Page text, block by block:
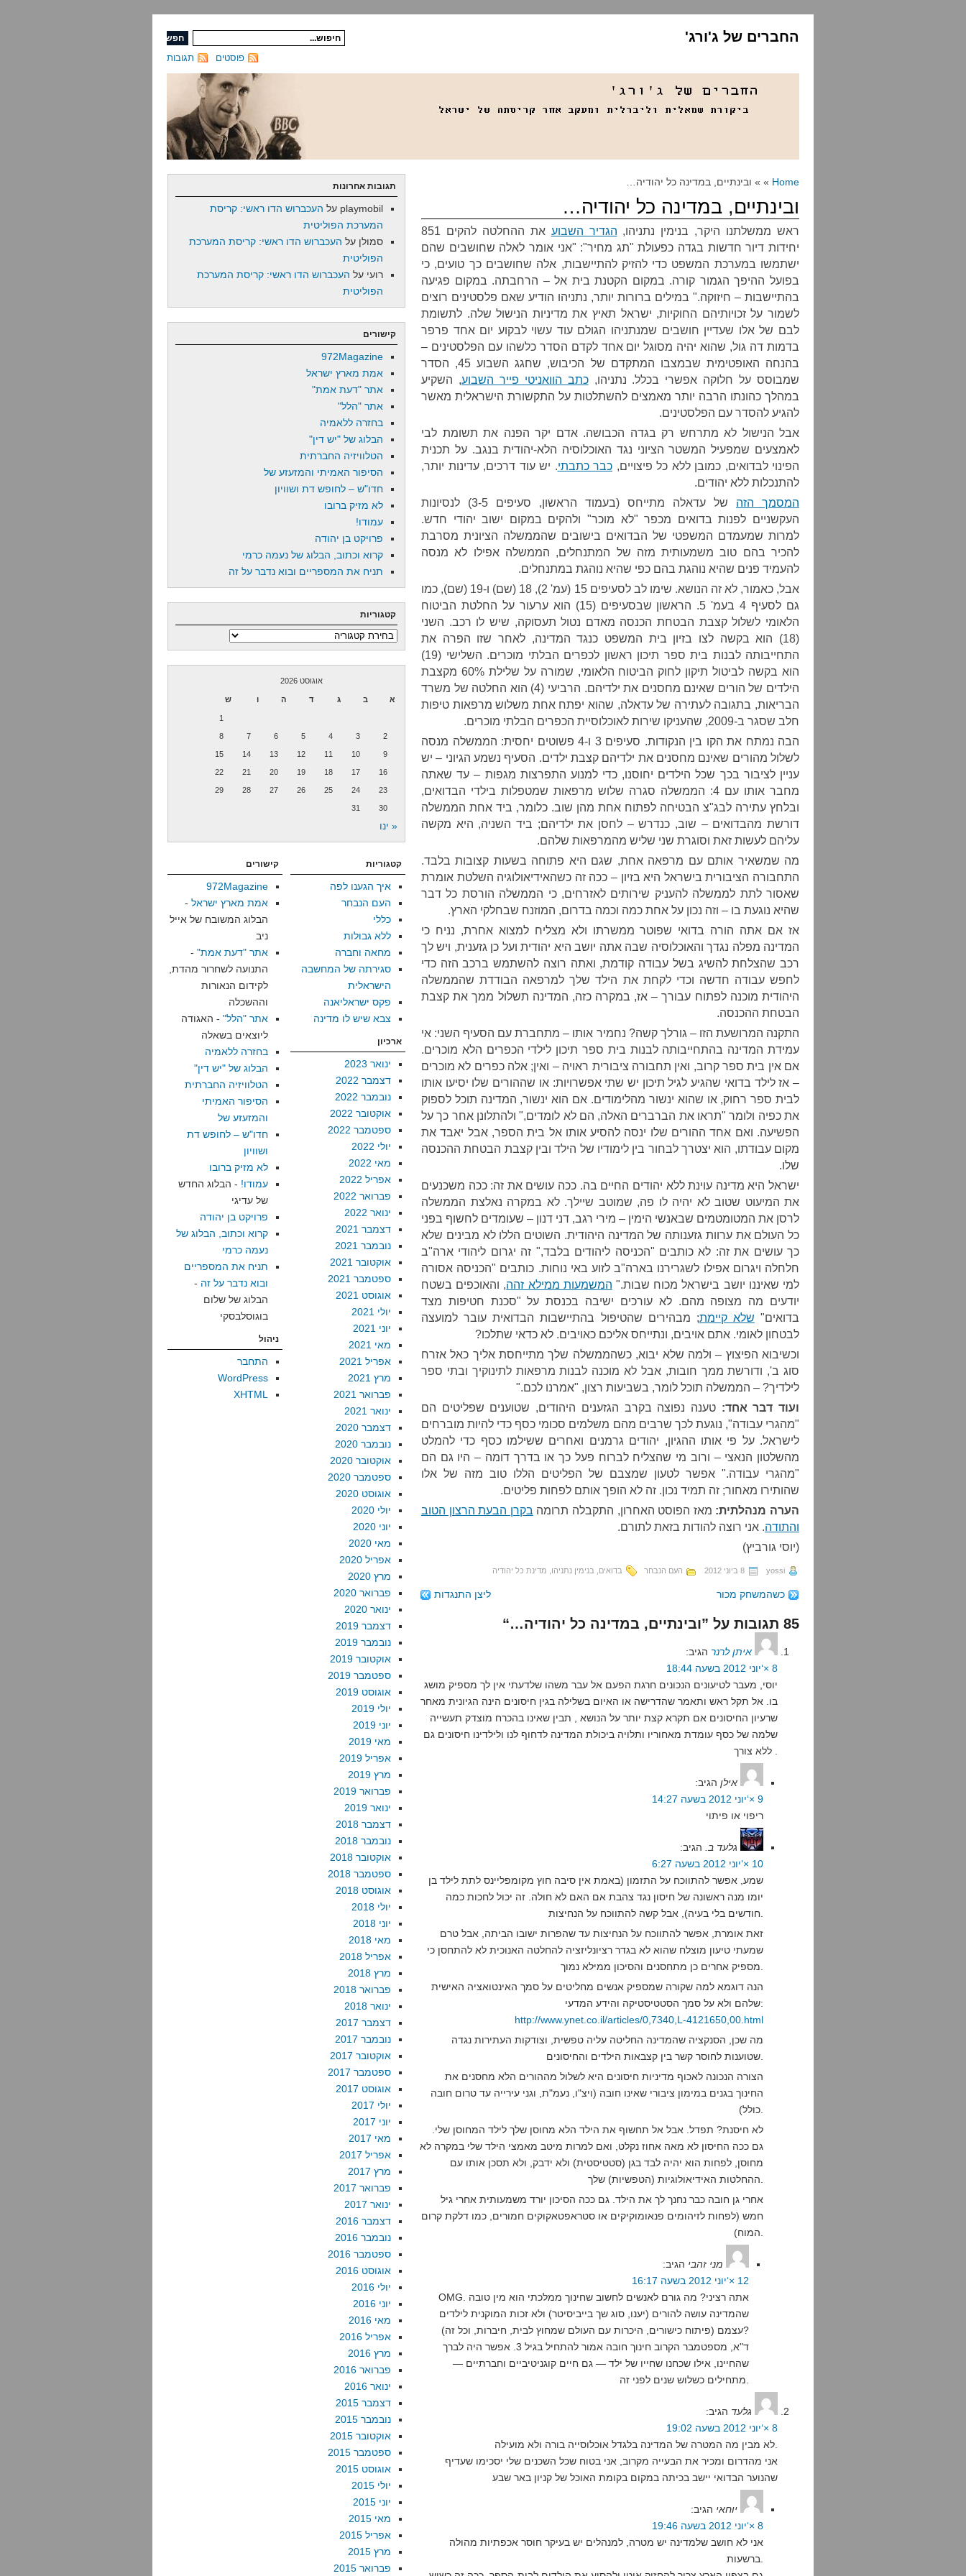
החברים של ג'ורג'
תגובות פוסטים
Home » » ובינתיים, במדינה כל יהודיה…
ובינתיים, במדינה כל יהודיה…
ראש ממשלתנו היקר, בנימין נתניהו, הגדיר השבוע
את ההחלטה להקים 851
יחידות דיור חדשות בגדה כפעולת "תג מחיר": "אני אומר לאלה שחושבים שהם
ישתמשו במערכת המשפט כדי להזיק להתיישבות, אלה שחושבים כך טועים, כי
בפועל ההיפך הגמור קורה. במקום הקטנת בית אל – הרחבתה. במקום פגיעה
בהתיישבות – חיזוקה." במילים ברורות יותר, נתניהו הודיע שאם פלסטינים רוצים
לשמור על זכויותיהם החוקיות, ישראל תאיץ את מדיניות הנישול שלה. לתשומת
לבם של אלו שעדיין חושבים שמנתניהו הגולם עוד עשוי לבקוע יום אחד פרפר
בדמות דה גול, שהוא יהיה מסוגל יום אחד לקדם הסדר כלשהו עם הפלסטינים –
בהנחה האופטימית שבמצבו המתקדם של הכיבוש, שחגג השבוע 45, הסדר
שמבוסס על חלוקה אפשרי בכלל. נתניהו,כתב הוואניטי פייר השבוע, השקיע
במהלך כהונתו הרבה יותר מאמצים להשתלטות על התקשורת הישראלית מאשר
להגיע להסדר עם הפלסטינים.
אבל הנישול לא מתרחש רק בגדה הכבושה. אדם יקר הפנה את תשומת לבי
לאמצעים שמפעיל המשטר הציוני נגד האוכלוסיה הלא-יהודית בנגב. על תכנית
הפינוי לבדואים, כמובן ללא כל פיצויים, כבר כתבתי. יש עוד דרכים, עדינות יותר,
להתנכלות ללא יהודים.
המסמך הזה
של עדאלה מתייחס (בעמוד הראשון, סעיפים 3-5) לנסיונות
העקשניים לפנות בדואים מכפר "לא מוכר" ולהקים במקום ישוב יהודי חדש.
למרות שמעמדם המשפטי של הבדואים בישובים שהממשלה הציונית מסרבת
להכיר בהם טוב משמעותית מזה של המתנחלים, הממשלה אפילו לא מנסה
להעמיד פנים שהיא נוהגת בהם כפי שהיא נוהגת במתנחלים.
אבל, כאמור, לא זה הנושא. שימו לב לסעיפים 15 (עמ' 2), 18 (שם) ו-19 (שם), כמו
גם לסעיף 4 בעמ' 5. הראשון שבסעיפים (15) הוא ערעור על החלטת הביטוח
הלאומי לשלול קצבת הבטחת הכנסה מאדם נטול תעסוקה, שיש לו רכב. השני
(18) הוא בקשה לצו בזיון בית המשפט כנגד המדינה, לאחר שזו הפרה את
התחייבותה לבנות בית ספר תיכון ראשון לכפרים הבלתי מוכרים. השלישי (19)
הוא בקשה לביטול תיקון לחוק הביטוח הלאומי, שמורה על שלילת 60% מקצבת
הילדים של הורים שאינם מחסנים את ילדיהם. הרביעי (4) הוא החלטה של משרד
הבריאות, בתגובה לעתירה של עדאלה, שהוא יפתח אחת משלוש מרפאות טיפות
חלב שסגר ב-2009, שהעניקו שירות לאוכלוסיית הכפרים הבלתי מוכרים.
הבה נמתח את הקו בין הנקודות. סעיפים 3 ו-4 פשוטים יחסית: הממשלה מנסה
לשלול מהורים שאינם מחסנים את ילדיהם קצבת ילדים. הסעיף נשמע הגיוני – יש
עניין לציבור בכך שכל הילדים יחוסנו, כדי למנוע התפרצות מגפות – עד שאתה
מחבר אותו עם 4: הממשלה סגרה שלוש מרפאות שמטפלות בילדי הבדואים,
ובלחץ עתירה לבג"צ הבטיחה לפתוח אחת מהן שוב. כלומר, ביד אחת הממשלה
דורשת מהבדואים – שוב, כנדרש – לחסן את ילדיהם; ביד השניה, היא מקשה
עליהם לעשות זאת וסוגרת שני שליש מהמרפאות שלהם.
מה שמשאיר אותם עם מרפאה אחת, שגם היא פתוחה בשעות קצובות בלבד.
התחבורה הציבורית בישראל היא בזיון – ככה זה כשהאידיאולוגיה השלטת אומרת
שאסור לתת לממשלה להעניק שירותים לאזרחים, כי הממשלה הורסת כל דבר
שהיא נוגעת בו – וזה נכון על אחת כמה וכמה בדרום, המוזנח שבחלקי הארץ.
אז אם אתה הורה בדואי שפוטר ממשרתו ולא מצליח למצוא אחרת, נניח כי
המדינה מפלה נגדך והאוכלוסיה שבה אתה יושב היא יהודית ועל כן גזענית, ויש לך
רכב שהצלחת להשיג בשל עבודה קודמת, ואתה רוצה להשתמש ברכב הזה כדי
לחפש עבודה חדשה וכדי לקחת את הילד שלך למרפאה הבודדת שהממשלה
היהודית מוכנה לפתוח עבורך – אז, במקרה כזה, המדינה תשלול ממך את קצבת
הבטחת ההכנסה.
התקנה המרושעת הזו – גורלך קשה? נחמיר אותו – מתחברת עם הסעיף השני: אי
עמידת המדינה בהתחייבותה לבנות בית ספר תיכון לילדי הכפרים הלא מוכרים.
אם אין בית ספר קרוב, ואין תחבורה ציבורית ראויה – ואין; אלה כפרים לא מוכרים
– אז לילד בדואי שהגיע לגיל תיכון יש שתי אפשרויות: או שההורים שלו יסיעו אותו
לבית ספר רחוק, או שהוא ינשור מהלימודים. אם הוא ינשור, המדינה תוכל לספוק
את כפיה ולומר "תראו את הברברים האלה, הם לא לומדים," ולהתלונן אחר כך על
הפשיעה. ואם אחד ההורים שלו ינסה להסיע אותו אל בית הספר, אבל יאבד את
מקום עבודתו, הוא יצטרך לבחור בין לימודיו של הילד ובין קצבת הבטחת ההכנסה
שלו.
ישראל היא מדינה עוינת ללא יהודים החיים בה. ככה עושים את זה: ככה משכנעים
את המיעוט שטוב לא יהיה לו פה, שמוטב שיילך. לא במקרה נאלצת הממשלה
לרסן את המטומטמים שבאנשי הימין – מירי רגב, דני דנון – שעומדים לחשוף בפני
כל העולם את ערוות גזענותה של המדינה היהודית. השוטים הללו לא מבינים שלא
כך עושים את זה: לא כותבים "הכניסה ליהודים בלבד," זה יגרום ליהודי ארה"ב
חלחלה ויגרום אפילו לשגרירנו בארה"ב לזוע באי נוחות. כותבים "הכניסה אסורה
למי שאיננו יושב בישראל מכוח שבות." המשמעות ממילא זהה, והאוכפים בשטח
יודעים מה מצופה מהם. לא עורכים ישיבה בכנסת על "סכנת חטיפות מצד
בדואים" שלא קיימת; מבהירים שהטיפול בהתיישבות הבדואית עובר למועצה
לבטחון לאומי. אתם אויבים, ונתייחס אליכם כאויבים. לא כדאי שתלכו?
וכשיבוא הפיצוץ – ולמה שלא יבוא, כשהממשלה שלך מתייחסת אליך כאל אזרח
סוג ב', ודורשת ממך חובות, אבל לא מוכנה לבנות מרפאות לתינוקיך ובתי ספר
לילדיך? – הממשלה תוכל לומר, בשביעות רצון, "אמרנו לכם."
ועוד דבר אחד: טענה נפוצה בקרב הגזענים היהודים, שטוענים שפליטים הם
"מהגרי עבודה", נוגעת לכך שרבים מהם משלמים סכומי כסף כדי להיות מוברחים
לישראל. על פי אותו ההגיון, יהודים גרמנים ואחרים ששילמו כסף כדי להמלט
מהשלטון הנאצי – ורוב מי שהצליח לברוח פעל כך או בדרך דומה – היו גם הם
"מהגרי עבודה." אפשר לטעון שמצבם של הפליטים הללו טוב מזה של אלו
שהותירו מאחור; זה תמיד נכון. זה לא הופך אותם לפחות פליטים.
הערה מנהלתית: מאז הפוסט האחרון, התקבלה תרומה בקרן הבעת הרצון הטוב
והתודה. אני רוצה להודות בזאת לתורם.
(יוסי גורביץ)
yossi 8 ביוני 2012 העם הנבחר בדואים בנימין נתניהו מדינת כל יהודיה
כשהמשחק מכור ליצן התנגדות
85 תגובות על ”ובינתיים, במדינה כל יהודיה…“
איתן לרנר הגיב:
8 ×‘יוני 2012 בשעה 18:44
יוסי, מעבר לטיעונים הנכונים חרגת הפעם אל עבר משהו שלדעתי אין לך מספיק מושג
בו. אל תקל ראש ותאמר שהדרישה או האיום בשלילה בגין חיסונים הינה הגיונית מאחר
שרעיון החיסונים אם תקרא קצת יותר על הנושא , תבין שאינו בהכרח מוצדק תעשייה
שלמה של כסף עומדת מאחוריו ותלויה ביכולת המדינה לדחוף לנו ולילדינו חיסונים גם
אילן הגיב:
9 ×‘יוני 2012 בשעה 14:27
ריפוי או פיתוי
גלעד ב. הגיב:
10 ×‘יוני 2012 בשעה 6:27
שמע, אפשר להתווכח על התזמון (באמת אין סיבה חוץ מקומפליינס לתת לילד בן
יומו מנה ראשונה של חיסון נגד צהבת אם האם לא חולה. זה יכול לחכות כמה
זאת אומרת, אפשר להתווכח על הנחיצות עד שהפרות ישובו הביתה, אבל טרם
שמעתי טיעון מוצלח שהוא לא בגדר רציונליזציה להחלטה האנוכית לא להתחסן כי
הנה דוגמא למה שקורה שמספיק אנשים מחליטים על סמך האינטואציה האישית
שלהם ולא על סמך הסטטיסטיקה והידע המדעי:
http://www.ynet.co.il/articles/0,7340,L-4121650,00.html
מה שכן, הסנקציה שהמדינה החליטה עליה טפשית, וצודקות העתירות נגדה
הצורה הנכונה לאכוף מדיניות חיסונים היא לשלול מההורים הלא מחסנים את
החינוך בגנים במימון ציבורי שאינו חובה (ויצ"ו, נעמ"ת, וגני עירייה עד טרום חובה
לא חיסנת? תפדל. אבל אל תחשוף את הילד הלא מחוסן שלך לילד המחוסן שלי.
גם ככה החיסון לא מאה אחוז נקלט, ואם למרות מיטב מאמצי הילד שלי במקרה לא
מחוסן, לפחות הוא יהיה לבד בגן (סטטיסטית) ולא ידבק, ולא תסכן אותו עם
אחרי גן חובה כבר נחנך לך את הילד. גם ככה הסיכון יורד משמעותית אחרי גיל
חמש (לפחות לזיהומים פנאומוקיקים או סטראפטאקוקים חמורים, כמו דלקת קרום
מני זהבי הגיב:
12 ×‘יוני 2012 בשעה 16:17
OMG. אתה רציני? מה גורם לאנשים לחשוב שחינוך ממלכתי הוא מין טובה
שהמדינה עושה להורים (יענו, סוג שך בייביסיטר) ולא זכות המוקנית לילדים
עצמם (פיתוח כישורים, היכרות עם העולם שמחוץ לבית, חיברות, וכל זה)?
ד"א, מספטמבר הקרוב חינוך חובה אמור להתחיל בגיל 3. אפשר היה לברך
שהחיינו, אילו שכחנו שחייו של ילד — גם חיים קוגניטיביים וחברתיים —
גלעד הגיב:
8 ×‘יוני 2012 בשעה 19:02
אני מהדרום ומכיר את הבעייה מקרוב, אני בטוח שכל השכנים שלי יסכימו שעדיף
שהנוער הבדואי יישב בכיתה במקום בקומת האוכל של קניון באר שבע
יוחאי הגיב:
8 ×‘יוני 2012 בשעה 19:46
אני לא חושב שלמדינה יש מטרה, למנהלים יש בעיקר חוסר אכפתיות מהולה
תגובות אחרונות
playmobil על העכברוש הדו ראשי: קריסת
המערכת הפוליטית
סמולן על העכברוש הדו ראשי: קריסת המערכת
הפוליטית
רועי על העכברוש הדו ראשי: קריסת המערכת
הפוליטית
קישורים
972Magazine
אמת מארץ ישראל
אתר "דעת אמת"
אתר "הלל"
בחזרה ללאמיה
הבלוג של "יש דין"
הטלוויזיה החברתית
הסיפור האמיתי והמזעזע של
חדו"ש – לחופש דת ושוויון
לא מזיק ברובו
עמודו!
פרויקט בן יהודה
קרוא וכתוב, הבלוג של נעמה כרמי
תניח את המספריים ובוא נדבר על זה
קטגוריות
קטגוריות
אוגוסט 2026
א ב ג ד ה ו ש
1
2
3
4
5
6
7
8
9
10
11
12
13
14
15
16
17
18
19
20
21
22
23
24
25
26
27
28
29
30
31
« ינו
קטגוריות
איך הגענו לפה
העם הנבחר
כללי
ללא גבולות
מחאה וחברה
סגירתה של המחשבה
הישראלית
פקס ישראליאנה
צבא שיש לו מדינה
ארכיון
ינואר 2023
דצמבר 2022
נובמבר 2022
אוקטובר 2022
ספטמבר 2022
יולי 2022
מאי 2022
אפריל 2022
פברואר 2022
ינואר 2022
דצמבר 2021
נובמבר 2021
אוקטובר 2021
ספטמבר 2021
אוגוסט 2021
יולי 2021
יוני 2021
מאי 2021
אפריל 2021
מרץ 2021
פברואר 2021
ינואר 2021
דצמבר 2020
נובמבר 2020
אוקטובר 2020
ספטמבר 2020
אוגוסט 2020
יולי 2020
יוני 2020
מאי 2020
אפריל 2020
מרץ 2020
פברואר 2020
ינואר 2020
דצמבר 2019
נובמבר 2019
אוקטובר 2019
ספטמבר 2019
אוגוסט 2019
יולי 2019
יוני 2019
מאי 2019
אפריל 2019
מרץ 2019
פברואר 2019
ינואר 2019
דצמבר 2018
נובמבר 2018
אוקטובר 2018
ספטמבר 2018
אוגוסט 2018
יולי 2018
יוני 2018
מאי 2018
אפריל 2018
מרץ 2018
פברואר 2018
ינואר 2018
דצמבר 2017
נובמבר 2017
אוקטובר 2017
ספטמבר 2017
אוגוסט 2017
יולי 2017
יוני 2017
מאי 2017
אפריל 2017
מרץ 2017
פברואר 2017
ינואר 2017
דצמבר 2016
נובמבר 2016
ספטמבר 2016
אוגוסט 2016
יולי 2016
יוני 2016
מאי 2016
אפריל 2016
מרץ 2016
פברואר 2016
ינואר 2016
דצמבר 2015
נובמבר 2015
אוקטובר 2015
ספטמבר 2015
אוגוסט 2015
יולי 2015
יוני 2015
מאי 2015
אפריל 2015
מרץ 2015
פברואר 2015
קישורים
972Magazine
אמת מארץ ישראל -
הבלוג המשובח של אייל
ניב
אתר "דעת אמת" -
התנועה לשחרור מהדת,
לקידום הנאורות
וההשכלה
אתר "הלל" - האגודה
ליוצאים בשאלה
בחזרה ללאמיה
הבלוג של "יש דין"
הטלוויזיה החברתית
הסיפור האמיתי
והמזעזע של
חדו"ש – לחופש דת
ושוויון
לא מזיק ברובו
עמודו! - הבלוג החדש
של עדיגי
פרויקט בן יהודה
קרוא וכתוב, הבלוג של
נעמה כרמי
תניח את המספריים
ובוא נדבר על זה -
הבלוג של שלום
בוגוסלבסקי
ניהול
התחבר
WordPress
XHTML